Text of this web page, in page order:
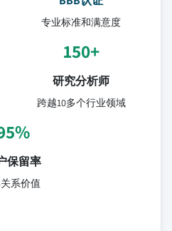
专业标准和满意度
150+
研究分析师
跨越10多个行业领域
保留率
系价值